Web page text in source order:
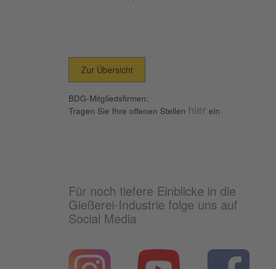
Zur Übersicht
BDG-Mitgliedsfirmen:
Tragen Sie Ihre offenen Stellen hier ein
Für noch tiefere Einblicke in die
Gießerei-Industrie folge uns auf
Social Media